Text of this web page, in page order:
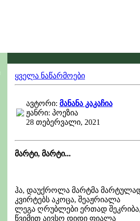
ყველა ნაწარმოები
ავტორი: მანანა კაკაჩია
ჟანრი: პოეზია
28 თებერვალი, 2021
მარტი, მარტი...
ჰა, დაუქროლა მარტმა
კვირტებს აკოცა, შეაჟრიალა
ლეგა ღრუბლები ერთად შეკრიბა,
წვიმით აივსო დიდი ფიალა